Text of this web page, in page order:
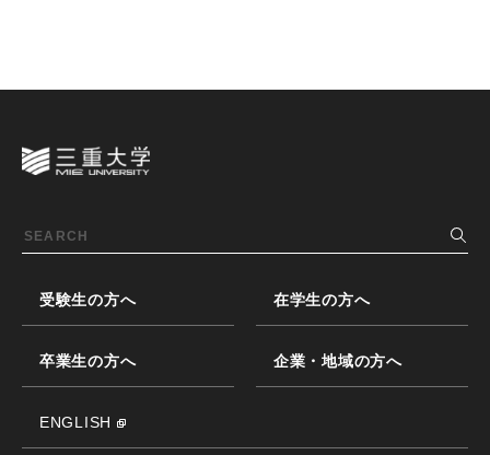
受験生の方へ 在学生の方へ
卒業生の方へ 企業・地域の方へ
ENGLISH